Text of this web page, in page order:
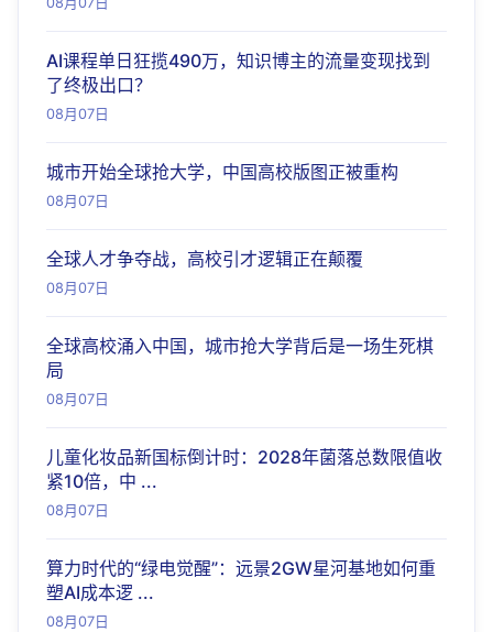
AI课程单日狂揽490万，知识博主的流量变现找到
了终极出口？
08月07日
城市开始全球抢大学，中国高校版图正被重构
08月07日
全球人才争夺战，高校引才逻辑正在颠覆
08月07日
全球高校涌入中国，城市抢大学背后是一场生死棋
局
08月07日
儿童化妆品新国标倒计时：2028年菌落总数限值收
紧10倍，中 ...
08月07日
算力时代的“绿电觉醒”：远景2GW星河基地如何重
塑AI成本逻 ...
08月07日